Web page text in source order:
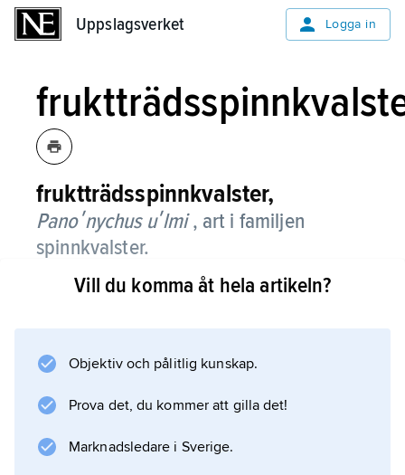
Uppslagsverket Logga in
fruktträdsspinnkvalster,
Panoʹnychus uʹlmi , art i familjen
spinnkvalster.
Det blir ca 0,3 mm långt, är rött och kan
vilka vid stora angrepp kan bli silverskimrande
Vill du komma åt hela artikeln?
Objektiv och pålitlig kunskap.
Prova det, du kommer att gilla det!
Marknadsledare i Sverige.